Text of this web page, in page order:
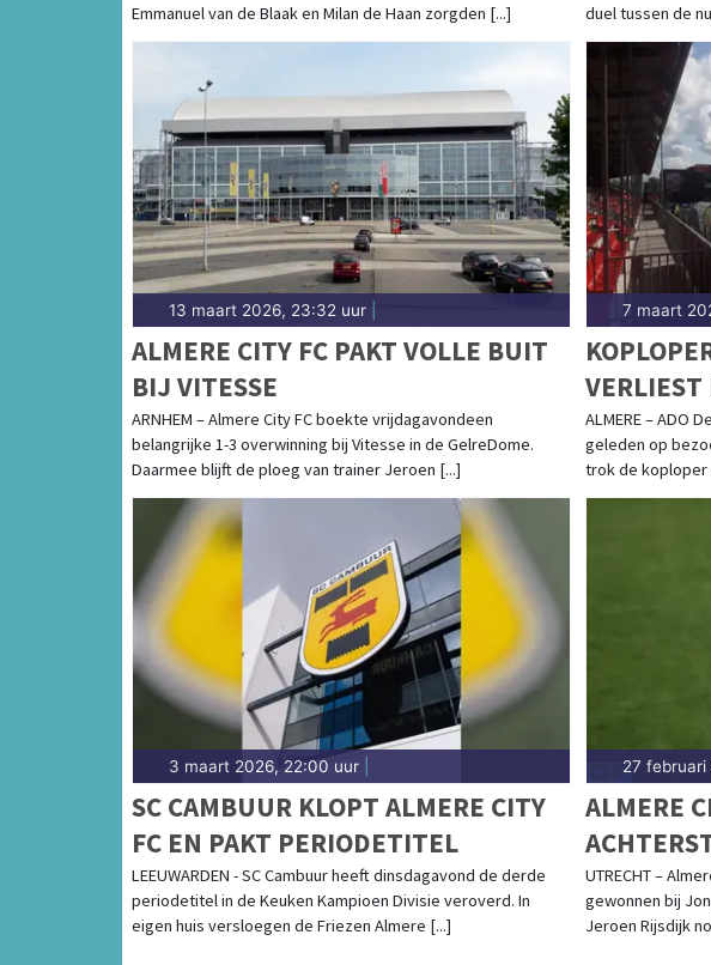
Emmanuel van de Blaak en Milan de Haan zorgden [...]
duel tussen de
13 maart 2026, 23:32 uur
ALMERE CITY FC PAKT VOLLE BUIT
BIJ VITESSE
ARNHEM – Almere City FC boekte vrijdagavondeen
belangrijke 1-3 overwinning bij Vitesse in de GelreDome.
Daarmee blijft de ploeg van trainer Jeroen [...]
7 maart
ALMERE – ADO
geleden op
trok de koploper
3 maart 2026, 22:00 uur
SC CAMBUUR KLOPT ALMERE CITY
FC EN PAKT PERIODETITEL
LEEUWARDEN - SC Cambuur heeft dinsdagavond de derde
periodetitel in de Keuken Kampioen Divisie veroverd. In
eigen huis versloegen de Friezen Almere [...]
27
ALMERE
JONG FC
UTRECHT –
gewonnen bij
Jeroen Rijsdijk